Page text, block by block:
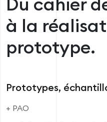
à la
prototype.
Prototypes,
+ PAO